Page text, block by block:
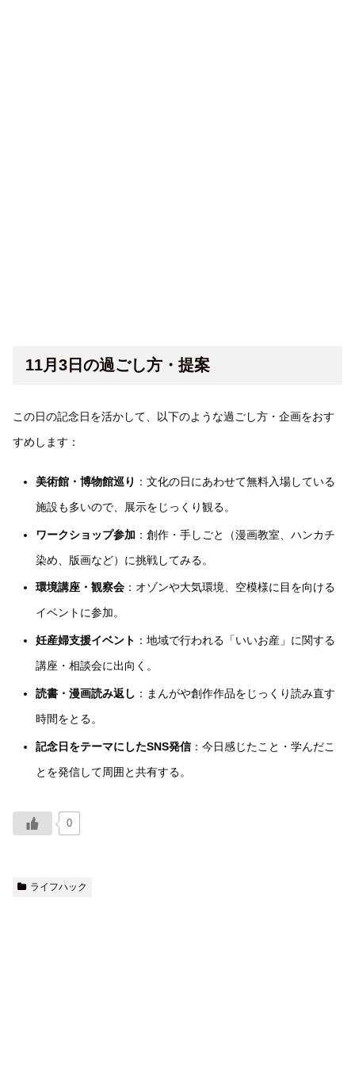
11月3日の過ごし方・提案
この日の記念日を活かして、以下のような過ごし方・企画をおす
すめします：
美術館・博物館巡り ：文化の日にあわせて無料入場している
施設も多いので、展示をじっくり観る。
ワークショップ参加：創作・手しごと（漫画教室、ハンカチ
染め、版画など）に挑戦してみる。
環境講座・観察会：オゾンや大気環境、空模様に目を向ける
イベントに参加。
妊産婦支援イベント ：地域で行われる「いいお産」に関する
講座・相談会に出向く。
読書・漫画読み返し ：まんがや創作作品をじっくり読み直す
時間をとる。
記念日をテーマにしたSNS発信：今日感じたこと・学んだこ
とを発信して周囲と共有する。
0
ライフハック